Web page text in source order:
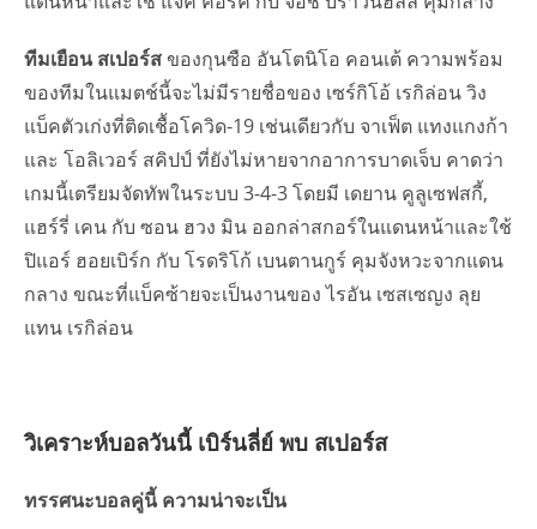
ทีมเยือน สเปอร์สของกุนซือ อันโตนิโอ คอนเต้ ความพร้อม
ของทีมในแมตช์นี้จะไม่มีรายชื่อของ เซร์กิโอ้ เรกิล่อน วิง
แบ็คตัวเก่งที่ติดเชื้อโควิด-19 เช่นเดียวกับ จาเฟ็ต แทงแกงก้า
และ โอลิเวอร์ สคิปป์ ที่ยังไม่หายจากอาการบาดเจ็บ คาดว่า
เกมนี้เตรียมจัดทัพในระบบ 3-4-3 โดยมี เดยาน คูลูเซฟสกี้,
แฮร์รี่ เคน กับ ซอน ฮวง มิน ออกล่าสกอร์ในแดนหน้าและใช้
ปิแอร์ ฮอยเบิร์ก กับ โรดริโก้ เบนตานกูร์ คุมจังหวะจากแดน
กลาง ขณะที่แบ็คซ้ายจะเป็นงานของ ไรอัน เซสเซญง ลุย
แทน เรกิล่อน
วิเคราะห์บอลวันนี้ เบิร์นลี่ย์ พบ สเปอร์ส
ทรรศนะบอลคู่นี้ ความน่าจะเป็น